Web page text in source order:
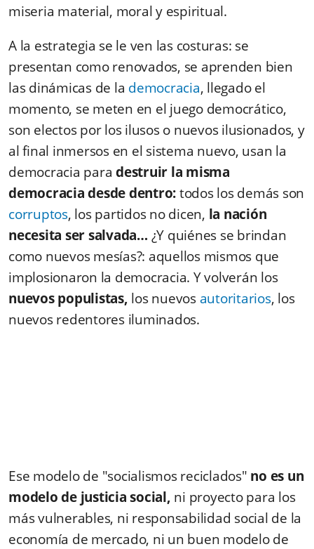
miseria material, moral y espiritual.
A la estrategia se le ven las costuras: se
presentan como renovados, se aprenden bien
las dinámicas de la democracia, llegado el
momento, se meten en el juego democrático,
son electos por los ilusos o nuevos ilusionados, y
al final inmersos en el sistema nuevo, usan la
democracia para destruir la misma
democracia desde dentro:todos los demás son
corruptos, los partidos no dicen, la nación
necesita ser salvada…¿Y quiénes se brindan
como nuevos mesías?: aquellos mismos que
implosionaron la democracia. Y volverán los
nuevos populistas, los nuevos autoritarios, los
nuevos redentores iluminados.
Ese modelo de "socialismos reciclados" no es un
modelo de justicia social, ni proyecto para los
más vulnerables, ni responsabilidad social de la
economía de mercado, ni un buen modelo de